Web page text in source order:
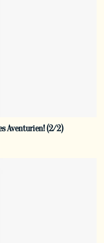
Aventurien! (2/2)